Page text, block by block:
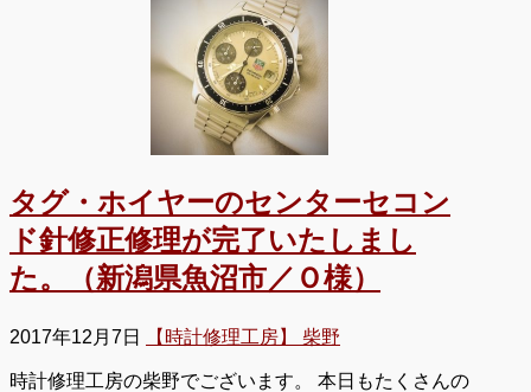
タグ・ホイヤーのセンターセコン
ド針修正修理が完了いたしまし
た。（新潟県魚沼市／Ｏ様）
2017年12月7日 【時計修理工房】 柴野
時計修理工房の柴野でございます。 本日もたくさんの